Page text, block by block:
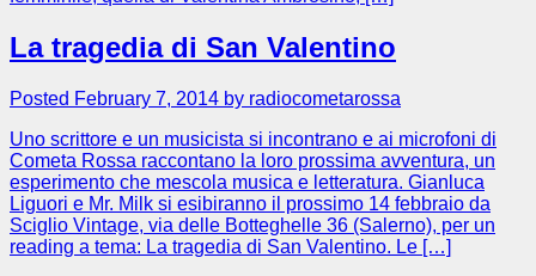
La tragedia di San Valentino
Posted February 7, 2014 by radiocometarossa
Uno scrittore e un musicista si incontrano e ai microfoni di
Cometa Rossa raccontano la loro prossima avventura, un
esperimento che mescola musica e letteratura. Gianluca
Liguori e Mr. Milk si esibiranno il prossimo 14 febbraio da
Sciglio Vintage, via delle Botteghelle 36 (Salerno), per un
reading a tema: La tragedia di San Valentino. Le […]